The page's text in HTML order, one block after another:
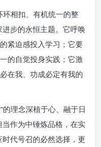
环相扣、有机统一的整
步的永恒主题。它呼唤
紧迫感投入学习；它要
的自觉投身实践；它激
在我、功成必定有我的
的理念深植于心、融于日
作为中锤炼品格，在实
代号召的必然选择，更